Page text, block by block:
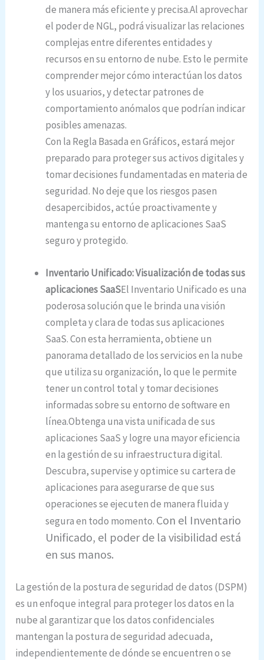
de manera más eficiente y precisa.Al aprovechar
el poder de NGL, podrá visualizar las relaciones
complejas entre diferentes entidades y
recursos en su entorno de nube. Esto le permite
comprender mejor cómo interactúan los datos
y los usuarios, y detectar patrones de
comportamiento anómalos que podrían indicar
posibles amenazas.
Con la Regla Basada en Gráficos, estará mejor
preparado para proteger sus activos digitales y
tomar decisiones fundamentadas en materia de
seguridad. No deje que los riesgos pasen
desapercibidos, actúe proactivamente y
mantenga su entorno de aplicaciones SaaS
seguro y protegido.
Inventario Unificado: Visualización de todas sus
aplicaciones SaaSEl Inventario Unificado es una
poderosa solución que le brinda una visión
completa y clara de todas sus aplicaciones
SaaS. Con esta herramienta, obtiene un
panorama detallado de los servicios en la nube
que utiliza su organización, lo que le permite
tener un control total y tomar decisiones
informadas sobre su entorno de software en
línea.Obtenga una vista unificada de sus
aplicaciones SaaS y logre una mayor eficiencia
en la gestión de su infraestructura digital.
Descubra, supervise y optimice su cartera de
aplicaciones para asegurarse de que sus
operaciones se ejecuten de manera fluida y
segura en todo momento. Con el Inventario
Unificado, el poder de la visibilidad está
en sus manos.
La gestión de la postura de seguridad de datos (DSPM)
es un enfoque integral para proteger los datos en la
nube al garantizar que los datos confidenciales
mantengan la postura de seguridad adecuada,
independientemente de dónde se encuentren o se